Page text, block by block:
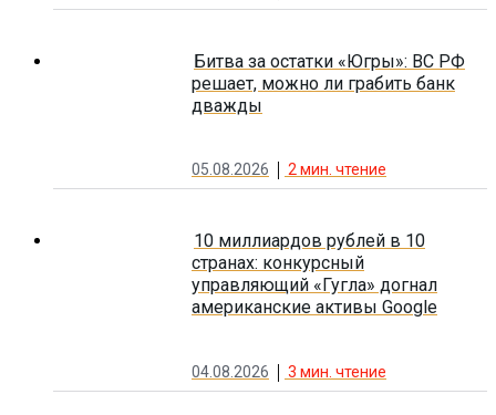
Битва за остатки «Югры»: ВС РФ
решает, можно ли грабить банк
дважды
05.08.2026 2 мин. чтение
10 миллиардов рублей в 10
странах: конкурсный
управляющий «Гугла» догнал
американские активы Google
04.08.2026 3 мин. чтение